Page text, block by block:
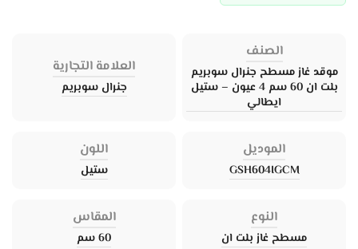
الصنف
موقد غاز مسطح جنرال سوبريم
بلت ان 60 سم 4 عيون – ستيل
ايطالي
العلامة التجارية
جنرال سوبريم
الموديل
GSH604IGCM
اللون
ستيل
النوع
مسطح غاز بلت ان
المقاس
60 سم